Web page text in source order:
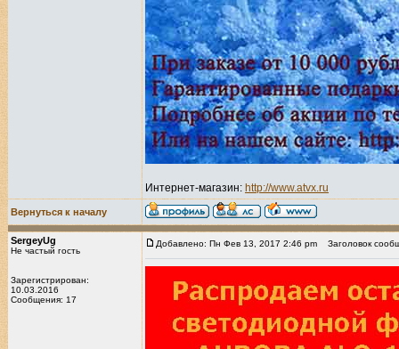
Интернет-магазин: http://www.atvx.ru
Вернуться к началу
SergeyUg
Не частый гость
Зарегистрирован:
10.03.2016
Сообщения: 17
Добавлено: Пн Фев 13, 2017 2:46 pm Заголовок